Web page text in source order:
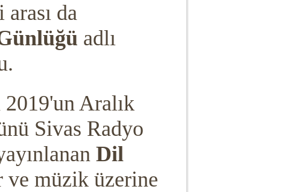
da
adlı
Aralık
Sivas Radyo
Dil
ve müzik üzerine